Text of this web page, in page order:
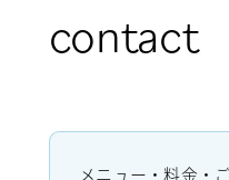
contact
メニュー・料金・